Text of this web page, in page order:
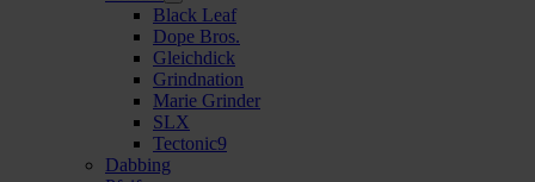
Black Leaf
Dope Bros.
Gleichdick
Grindnation
Marie Grinder
SLX
Tectonic9
Dabbing